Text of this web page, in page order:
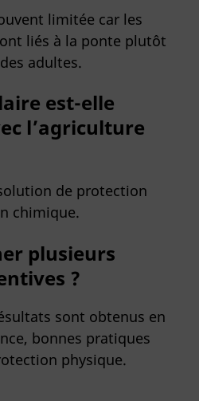
limitée car les
liés à la ponte plutôt
adultes.
est-elle
l’agriculture
de protection
chimique.
plusieurs
?
sont obtenus en
bonnes pratiques
physique.